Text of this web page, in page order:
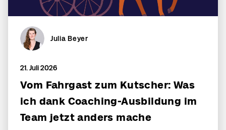
Julia Beyer
21. Juli 2026
Vom Fahrgast zum Kutscher: Was
ich dank Coaching-Ausbildung im
Team jetzt anders mache